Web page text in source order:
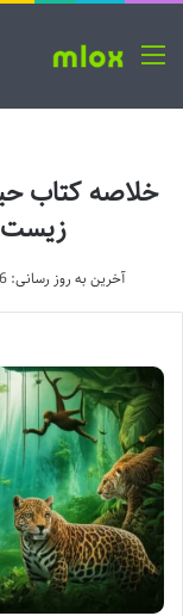
منو
خلاصه کتاب
آخرین به روز رسانی: 16 مرداد